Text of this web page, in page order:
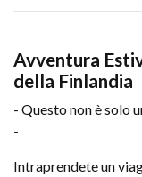
Avventura
della Finlandia
- Questo non è solo
-
Intraprendete un